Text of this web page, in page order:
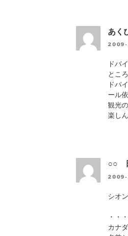
あく
2009-
ドバ
とこ
ドバ
ール
観光
楽し
○○
2009-
シオ
・・
カナ